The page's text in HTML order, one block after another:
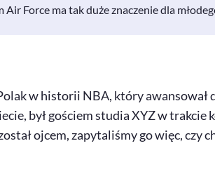
Air Forcema tak duże znaczenie dla
w historii NBA, który awansował
był gościem studia XYZ w trakcie
ojcem, zapytaliśmy go więc, czy